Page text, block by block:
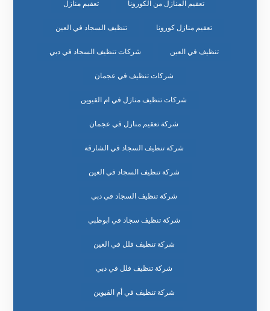
تعقيم المنازل من الكورونا تعقيم منازل
تعقيم منازل كورونا تنظيف السجاد في العين
تنظيف في العين شركات تنظيف السجاد في دبي
شركات تنظيف في عجمان
شركات تنظيف منازل في ام القيوين
شركة تعقيم منازل في عجمان
شركة تنظيف السجاد في الشارقة
شركة تنظيف السجاد في العين
شركة تنظيف السجاد في دبي
شركة تنظيف سجاد في ابوظبي
شركة تنظيف فلل في العين
شركة تنظيف فلل في دبي
شركة تنظيف في أم القيوين